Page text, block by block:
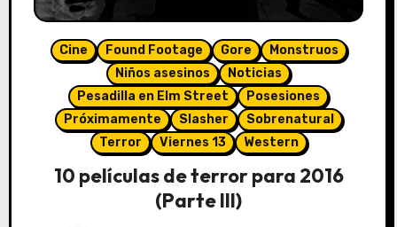
Cine Found Footage Gore
Monstruos
Niños asesinos
Noticias
Pesadilla en Elm Street
Posesiones
Próximamente
Slasher
Sobrenatural
Terror
Viernes 13 Western
10 películas de terror para 2016
(Parte III)